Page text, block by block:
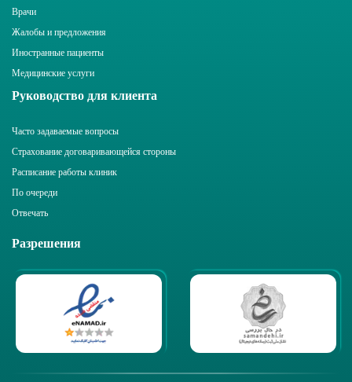
Врачи
Жалобы и предложения
Иностранные пациенты
Медицинские услуги
Руководство для клиента
Часто задаваемые вопросы
Страхование договаривающейся стороны
Расписание работы клиник
По очереди
Отвечать
Разрешения